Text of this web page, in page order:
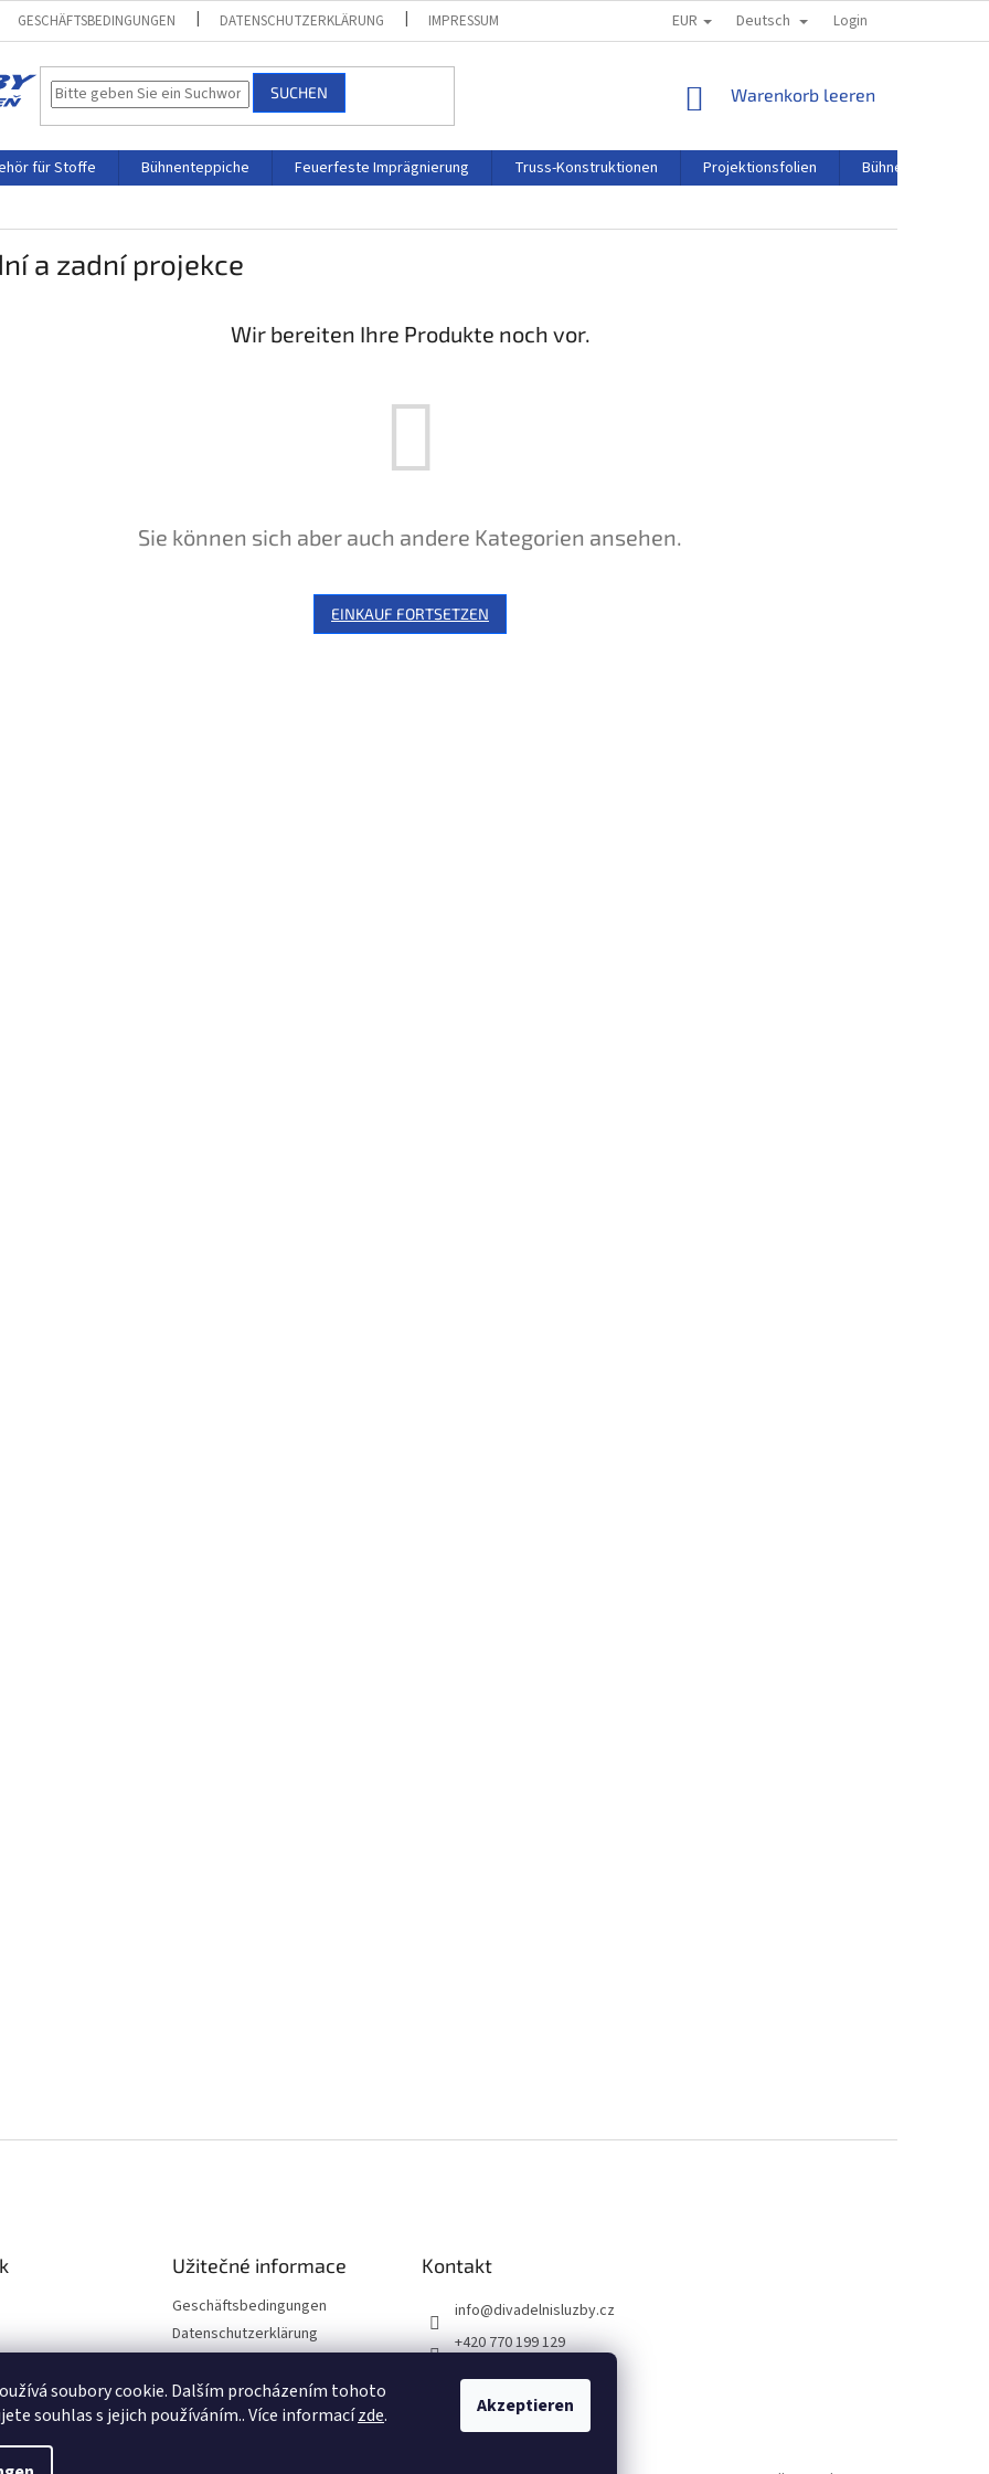
soubory cookie. Dalším procházením tohoto
souhlas s jejich používáním.. Více informacízde. Akzeptieren
GESCHÄFTSBEDINGUNGEN DATENSCHUTZERKLÄRUNG IMPRESSUM REKLAMATIONSORDNUNG
EUR Deutsch Login
SUCHEN WARENKORB
Warenkorb leeren
für Stoffe Bühnenteppiche Feuerfeste Imprägnierung Truss-Konstruktionen Projektionsfolien
Bühnentechnik
a zadní projekce
Wir bereiten Ihre Produkte noch vor.
Sie können sich aber auch andere Kategorien ansehen.
EINKAUF FORTSETZEN
Užitečné informace
Geschäftsbedingungen
Datenschutzerklärung
Reklamationsordnung
Kontakt
info@divadelnisluzby.cz
+420 770 199 129
Divadelní služby Plzeň
divadelni_sluzby_plzen